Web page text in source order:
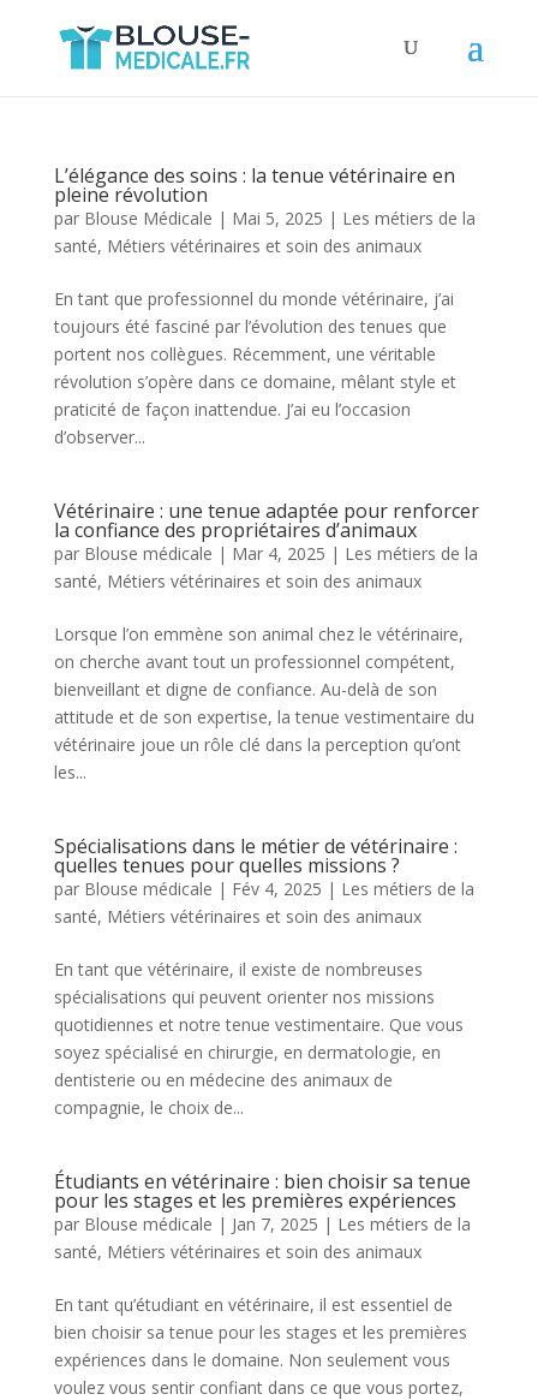
L’élégance des soins : la tenue vétérinaire en
pleine révolution
par Blouse Médicale | Mai 5, 2025 | Les métiers de la
santé, Métiers vétérinaires et soin des animaux
En tant que professionnel du monde vétérinaire, j’ai
toujours été fasciné par l’évolution des tenues que
portent nos collègues. Récemment, une véritable
révolution s’opère dans ce domaine, mêlant style et
praticité de façon inattendue. J’ai eu l’occasion
d’observer...
Vétérinaire : une tenue adaptée pour renforcer
la confiance des propriétaires d’animaux
par Blouse médicale | Mar 4, 2025 | Les métiers de la
santé, Métiers vétérinaires et soin des animaux
Lorsque l’on emmène son animal chez le vétérinaire,
on cherche avant tout un professionnel compétent,
bienveillant et digne de confiance. Au-delà de son
attitude et de son expertise, la tenue vestimentaire du
vétérinaire joue un rôle clé dans la perception qu’ont
les...
Spécialisations dans le métier de vétérinaire :
quelles tenues pour quelles missions ?
par Blouse médicale | Fév 4, 2025 | Les métiers de la
santé, Métiers vétérinaires et soin des animaux
En tant que vétérinaire, il existe de nombreuses
spécialisations qui peuvent orienter nos missions
quotidiennes et notre tenue vestimentaire. Que vous
soyez spécialisé en chirurgie, en dermatologie, en
dentisterie ou en médecine des animaux de
compagnie, le choix de...
Étudiants en vétérinaire : bien choisir sa tenue
pour les stages et les premières expériences
par Blouse médicale | Jan 7, 2025 | Les métiers de la
santé, Métiers vétérinaires et soin des animaux
En tant qu’étudiant en vétérinaire, il est essentiel de
bien choisir sa tenue pour les stages et les premières
expériences dans le domaine. Non seulement vous
voulez vous sentir confiant dans ce que vous portez,